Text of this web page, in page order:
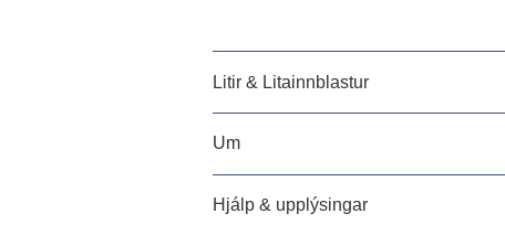
Litir & Litainnblastur
Um
Hjálp & upplýsingar